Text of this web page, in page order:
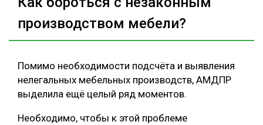
производством мебели?
Помимо необходимости подсчёта и выявления
нелегальных мебельных производств, АМДПР
выделила ещё целый ряд моментов.
Необходимо, чтобы к этой проблеме